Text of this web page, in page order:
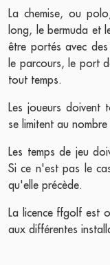
La chemise, ou
long, le bermuda et
être portés avec
le parcours, le port
tout temps.
Les joueurs
se limitent au
Les temps de jeu
Si ce n'est pas le
qu'elle précède.
La licence ffgolf est
aux différentes